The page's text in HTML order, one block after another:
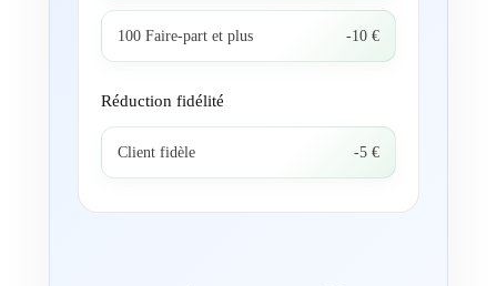
100 Faire-part et plus -10 €
Réduction fidélité
Client fidèle -5 €